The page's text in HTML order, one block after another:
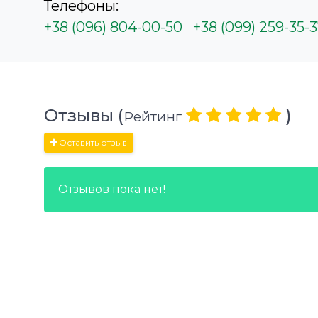
Телефоны:
+38 (096) 804-00-50
+38 (099) 259-35-
Отзывы (Рейтинг )
Оставить отзыв
Отзывов пока нет!